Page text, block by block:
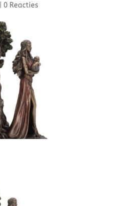
0 Reacties